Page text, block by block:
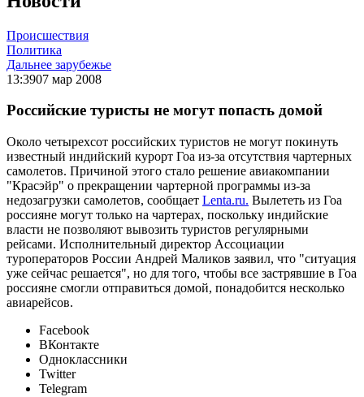
Происшествия
Политика
Дальнее зарубежье
13:3907 мар 2008
Российские туристы не могут попасть домой
Около четырехсот российских туристов не могут покинуть
известный индийский курорт Гоа из-за отсутствия чартерных
самолетов. Причиной этого стало решение авиакомпании
"Красэйр" о прекращении чартерной программы из-за
недозагрузки самолетов, сообщает Lenta.ru. Вылететь из Гоа
россияне могут только на чартерах, поскольку индийские
власти не позволяют вывозить туристов регулярными
рейсами. Исполнительный директор Ассоциации
туроператоров России Андрей Маликов заявил, что "ситуация
уже сейчас решается", но для того, чтобы все застрявшие в Гоа
россияне смогли отправиться домой, понадобится несколько
авиарейсов.
Facebook
ВКонтакте
Одноклассники
Twitter
Telegram